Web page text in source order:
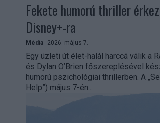
Fekete humorú thriller
Disney+-ra
Média 2026. május 7.
Egy üzleti út élet-halál harccá válik a
és Dylan O’Brien főszereplésével
humorú pszichológiai thrillerben. A
Help”) május 7-én...